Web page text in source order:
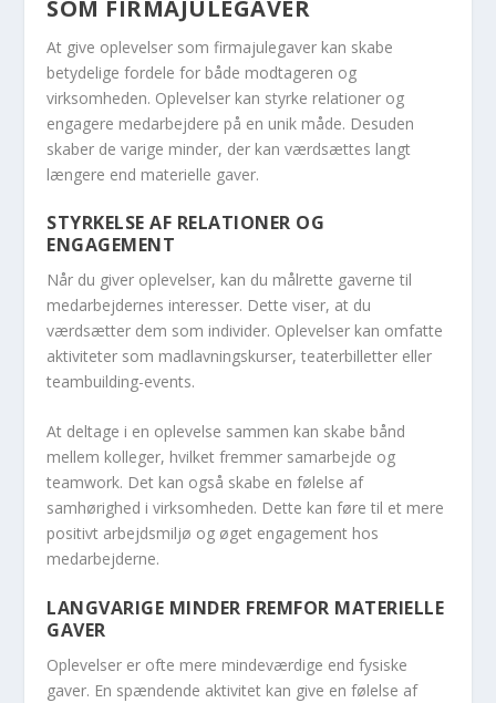
SOM FIRMAJULEGAVER
At give oplevelser som firmajulegaver kan skabe
betydelige fordele for både modtageren og
virksomheden. Oplevelser kan styrke relationer og
engagere medarbejdere på en unik måde. Desuden
skaber de varige minder, der kan værdsættes langt
længere end materielle gaver.
STYRKELSE AF RELATIONER OG
ENGAGEMENT
Når du giver oplevelser, kan du målrette gaverne til
medarbejdernes interesser. Dette viser, at du
værdsætter dem som individer. Oplevelser kan omfatte
aktiviteter som madlavningskurser, teaterbilletter eller
teambuilding-events.
At deltage i en oplevelse sammen kan skabe bånd
mellem kolleger, hvilket fremmer samarbejde og
teamwork. Det kan også skabe en følelse af
samhørighed i virksomheden. Dette kan føre til et mere
positivt arbejdsmiljø og øget engagement hos
medarbejderne.
LANGVARIGE MINDER FREMFOR MATERIELLE
GAVER
Oplevelser er ofte mere mindeværdige end fysiske
gaver. En spændende aktivitet kan give en følelse af